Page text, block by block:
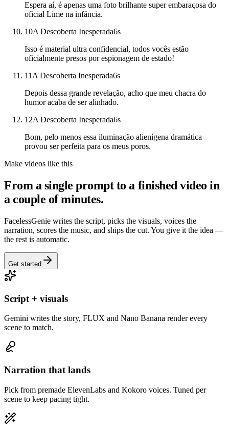
Espera aí, é apenas uma foto brilhante super embaraçosa do
oficial Lime na infância.
10A Descoberta Inesperada6s
Isso é material ultra confidencial, todos vocês estão
oficialmente presos por espionagem de estado!
11 A Descoberta Inesperada6s
Depois dessa grande revelação, acho que meu chacra do
humor acaba de ser alinhado.
12A Descoberta Inesperada6s
Bom, pelo menos essa iluminação alienígena dramática
provou ser perfeita para os meus poros.
Make videos like this
From a single prompt to a finished video in
a couple of minutes.
FacelessGenie writes the script, picks the visuals, voices the
narration, scores the music, and ships the cut. You give it the idea —
the rest is automatic.
Get started
Script + visuals
Gemini writes the story, FLUX and Nano Banana render every
scene to match.
Narration that lands
Pick from premade ElevenLabs and Kokoro voices. Tuned per
scene to keep pacing tight.